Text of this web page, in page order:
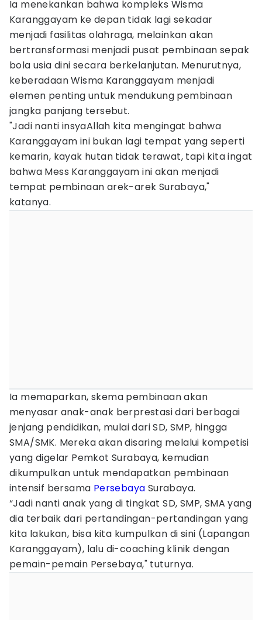
Ia menekankan bahwa kompleks Wisma
Karanggayam ke depan tidak lagi sekadar
menjadi fasilitas olahraga, melainkan akan
bertransformasi menjadi pusat pembinaan sepak
bola usia dini secara berkelanjutan. Menurutnya,
keberadaan Wisma Karanggayam menjadi
elemen penting untuk mendukung pembinaan
jangka panjang tersebut.
"Jadi nanti insyaAllah kita mengingat bahwa
Karanggayam ini bukan lagi tempat yang seperti
kemarin, kayak hutan tidak terawat, tapi kita ingat
bahwa Mess Karanggayam ini akan menjadi
tempat pembinaan arek-arek Surabaya,"
katanya.
Ia memaparkan, skema pembinaan akan
menyasar anak-anak berprestasi dari berbagai
jenjang pendidikan, mulai dari SD, SMP, hingga
SMA/SMK. Mereka akan disaring melalui kompetisi
yang digelar Pemkot Surabaya, kemudian
dikumpulkan untuk mendapatkan pembinaan
intensif bersama Persebaya Surabaya.
“Jadi nanti anak yang di tingkat SD, SMP, SMA yang
dia terbaik dari pertandingan-pertandingan yang
kita lakukan, bisa kita kumpulkan di sini (Lapangan
Karanggayam), lalu di-coaching klinik dengan
pemain-pemain Persebaya," tuturnya.